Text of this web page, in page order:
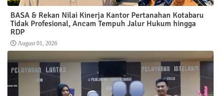
BASA & Rekan Nilai Kinerja Kantor Pertanahan Kotabaru
Tidak Profesional, Ancam Tempuh Jalur Hukum hingga
RDP
August 01, 2026